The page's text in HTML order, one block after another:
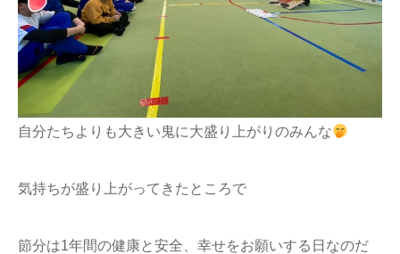
自分たちよりも大きい鬼に大盛り上がりのみんな
気持ちが盛り上がってきたところで
節分は1年間の健康と安全、幸せをお願いする日なのだ